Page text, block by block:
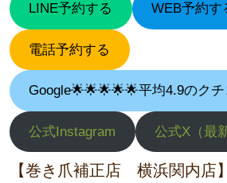
LINE予約する WEB予約す
電話予約する
Google🌟🌟🌟🌟🌟平均4.9のク
公式Instagram 公式X（最
【巻き爪補正店 横浜関内店】